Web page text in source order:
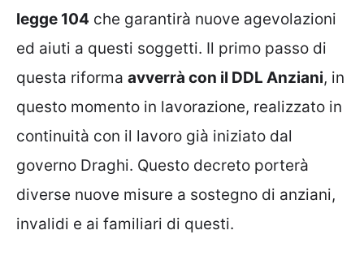
legge 104 che garantirà nuove agevolazioni
ed aiuti a questi soggetti. Il primo passo di
questa riforma avverrà con il DDL Anziani, in
questo momento in lavorazione, realizzato in
continuità con il lavoro già iniziato dal
governo Draghi. Questo decreto porterà
diverse nuove misure a sostegno di anziani,
invalidi e ai familiari di questi.